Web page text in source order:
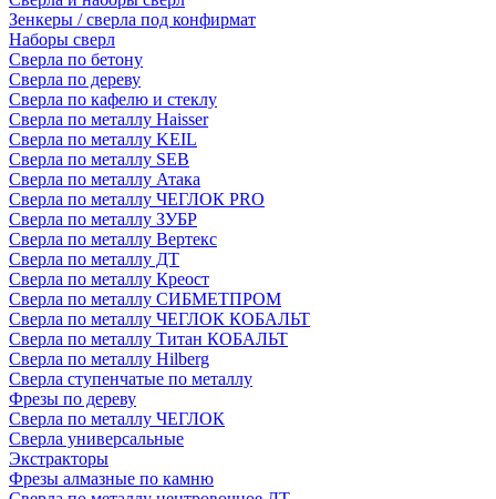
Зенкеры / сверла под конфирмат
Наборы сверл
Сверла по бетону
Сверла по дереву
Сверла по кафелю и стеклу
Сверла по металлу Haisser
Сверла по металлу KEIL
Сверла по металлу SEB
Сверла по металлу Атака
Сверла по металлу ЧЕГЛОК PRO
Сверла по металлу ЗУБР
Сверла по металлу Вертекс
Сверла по металлу ДТ
Сверла по металлу Креост
Сверла по металлу СИБМЕТПРОМ
Сверла по металлу ЧЕГЛОК КОБАЛЬТ
Сверла по металлу Титан КОБАЛЬТ
Сверла по металлу Hilberg
Сверла ступенчатые по металлу
Фрезы по дереву
Сверла по металлу ЧЕГЛОК
Сверла универсальные
Экстракторы
Фрезы алмазные по камню